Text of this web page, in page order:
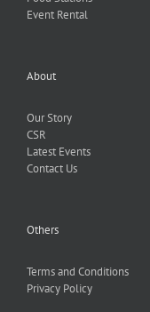
Event Rental
About
Our Story
CSR
Latest Events
Contact Us
Others
Terms and Conditions
Privacy Policy